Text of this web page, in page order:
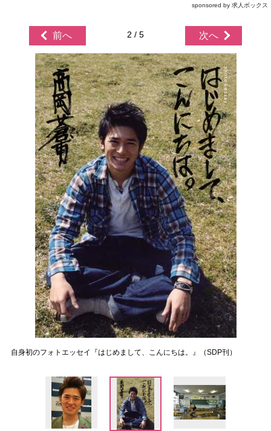
sponsored by 求人ボックス
前へ 2 / 5 次へ
自身初のフォトエッセイ『はじめまして、こんにちは。』（SDP刊）